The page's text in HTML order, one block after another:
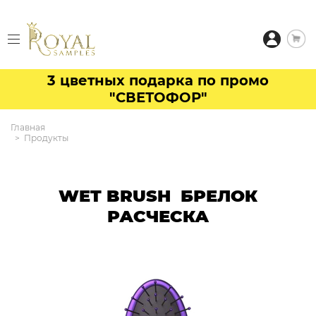
3 цветных подарка по промо
"СВЕТОФОР"
Главная
Продукты
WET BRUSH БРЕЛОК
РАСЧЕСКА